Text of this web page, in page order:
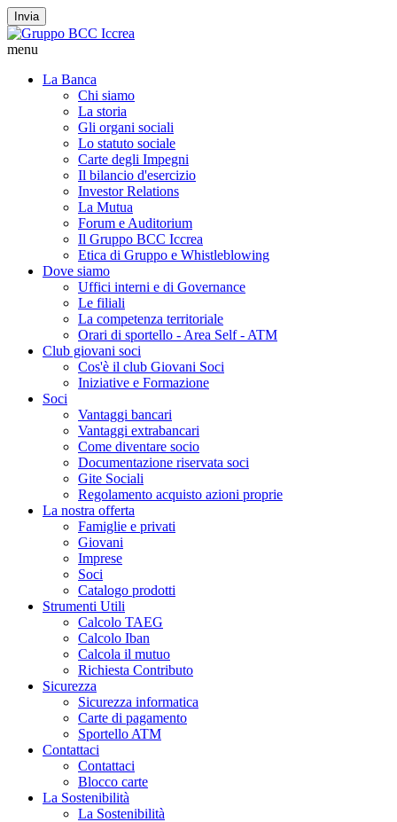
Invia
menu
La Banca
Chi siamo
La storia
Gli organi sociali
Lo statuto sociale
Carte degli Impegni
Il bilancio d'esercizio
Investor Relations
La Mutua
Forum e Auditorium
Il Gruppo BCC Iccrea
Etica di Gruppo e Whistleblowing
Dove siamo
Uffici interni e di Governance
Le filiali
La competenza territoriale
Orari di sportello - Area Self - ATM
Club giovani soci
Cos'è il club Giovani Soci
Iniziative e Formazione
Soci
Vantaggi bancari
Vantaggi extrabancari
Come diventare socio
Documentazione riservata soci
Gite Sociali
Regolamento acquisto azioni proprie
La nostra offerta
Famiglie e privati
Giovani
Imprese
Soci
Catalogo prodotti
Strumenti Utili
Calcolo TAEG
Calcolo Iban
Calcola il mutuo
Richiesta Contributo
Sicurezza
Sicurezza informatica
Carte di pagamento
Sportello ATM
Contattaci
Contattaci
Blocco carte
La Sostenibilità
La Sostenibilità